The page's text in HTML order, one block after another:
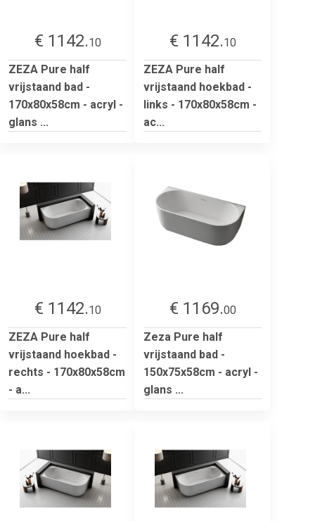
€ 1142.10
ZEZA Pure half
vrijstaand bad -
170x80x58cm - acryl -
glans ...
€ 1142.10
ZEZA Pure half
vrijstaand hoekbad -
links - 170x80x58cm -
ac...
€ 1142.10
ZEZA Pure half
vrijstaand hoekbad -
rechts - 170x80x58cm
- a...
€ 1169.00
Zeza Pure half
vrijstaand bad -
150x75x58cm - acryl -
glans ...